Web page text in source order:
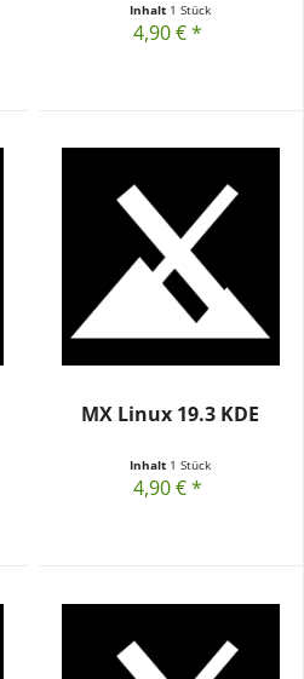
Inhalt 1 Stück
4,90 € *
MX Linux 19.3 KDE
Inhalt 1 Stück
4,90 € *